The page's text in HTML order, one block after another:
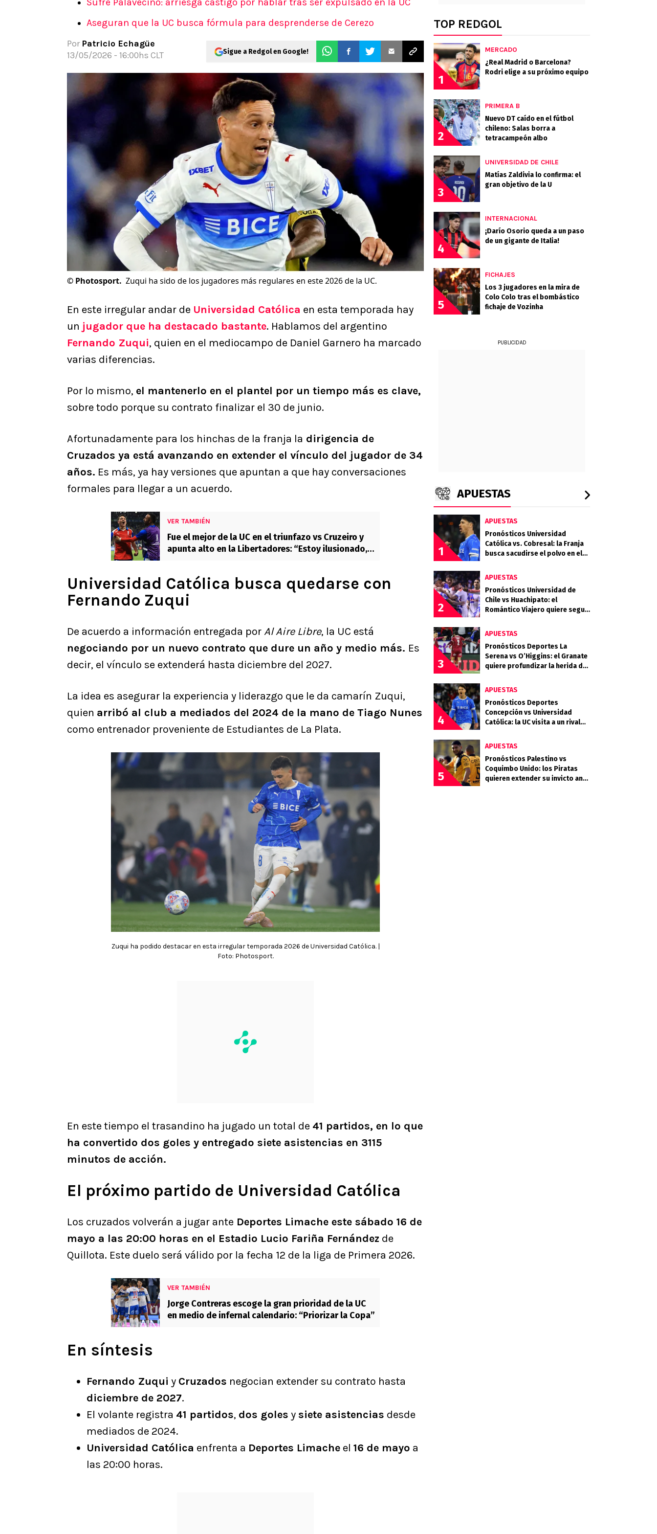
Aseguran que la UC busca fórmula para desprenderse de Cerezo
Por Patricio Echagüe
13/05/2026 - 16:00hs CLT
Sigue a Redgol en Google!
© Photosport. Zuqui ha sido de los jugadores más regulares en este 2026 de la UC.
En este irregular andar de Universidad Católica en esta temporada hay
un jugador que ha destacado bastante. Hablamos del argentino
Fernando Zuqui, quien en el mediocampo de Daniel Garnero ha marcado
varias diferencias.
Por lo mismo, el mantenerlo en el plantel por un tiempo más es clave,
sobre todo porque su contrato finalizar el 30 de junio.
Afortunadamente para los hinchas de la franja la dirigencia de
Cruzados ya está avanzando en extender el vínculo del jugador de 34
años. Es más, ya hay versiones que apuntan a que hay conversaciones
formales para llegar a un acuerdo.
VER TAMBIÉN
Fue el mejor de la UC en el triunfazo vs Cruzeiro y
apunta alto en la Libertadores: “Estoy ilusionado,
Universidad Católica busca quedarse con
Fernando Zuqui
De acuerdo a información entregada porAl Aire Libre, la UC está
negociando por un nuevo contrato que dure un año y medio más. Es
decir, el vínculo se extenderá hasta diciembre del 2027.
La idea es asegurar la experiencia y liderazgo que le da camarín Zuqui,
quien arribó al club a mediados del 2024 de la mano de Tiago Nunes
como entrenador proveniente de Estudiantes de La Plata.
Zuqui ha podido destacar en esta irregular temporada 2026 de Universidad Católica. |
Foto: Photosport.
En este tiempo el trasandino ha jugado un total de 41 partidos, en lo que
ha convertido dos goles y entregado siete asistencias en 3115
minutos de acción.
El próximo partido de Universidad Católica
Los cruzados volverán a jugar ante Deportes Limache este sábado 16 de
mayo a las 20:00 horas en el Estadio Lucio Fariña Fernández de
Quillota. Este duelo será válido por la fecha 12 de la liga de Primera 2026.
VER TAMBIÉN
Jorge Contreras escoge la gran prioridad de la UC
en medio de infernal calendario: “Priorizar la Copa”
En síntesis
Fernando Zuqui y Cruzados negocian extender su contrato hasta
diciembre de 2027.
El volante registra 41 partidos, dos goles y siete asistencias desde
mediados de 2024.
Universidad Católica enfrenta a Deportes Limache el 16 de mayo a
las 20:00 horas.
TOP REDGOL
1
MERCADO
¿Real Madrid o Barcelona?
Rodri elige a su próximo equipo
2
PRIMERA B
Nuevo DT caído en el fútbol
chileno: Salas borra a
tetracampeón albo
3
UNIVERSIDAD DE CHILE
Matías Zaldivia lo confirma: el
gran objetivo de la U
4
INTERNACIONAL
¡Darío Osorio queda a un paso
de un gigante de Italia!
5
FICHAJES
Los 3 jugadores en la mira de
Colo Colo tras el bombástico
fichaje de Vozinha
PUBLICIDAD
APUESTAS
1
APUESTAS
Pronósticos Universidad
Católica vs. Cobresal: la Franja
busca sacudirse el polvo en el
2
APUESTAS
Pronósticos Universidad de
Chile vs Huachipato: el
Romántico Viajero quiere seguir
3
APUESTAS
Pronósticos Deportes La
Serena vs O’Higgins: el Granate
quiere profundizar la herida del
4
APUESTAS
Pronósticos Deportes
Concepción vs Universidad
Católica: la UC visita a un rival
5
APUESTAS
Pronósticos Palestino vs
Coquimbo Unido: los Piratas
quieren extender su invicto ante